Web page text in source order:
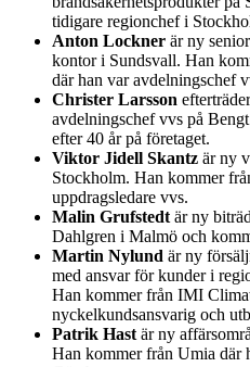
tidigare regionchef i
Anton Lockner är ny
kontor i Sundsvall. Han
där han var avdelningschef
Christer Larsson
avdelningschef vvs på
efter 40 år på företaget.
Viktor Jidell Skantz är ny
Stockholm. Han kommer
uppdragsledare vvs.
Malin Grufstedt är ny
Dahlgren i Malmö och
Martin Nylund är ny
med ansvar för kunder i
Han kommer från IMI
nyckelkundsansvarig och
Patrik Hast är ny
Han kommer från Umia där